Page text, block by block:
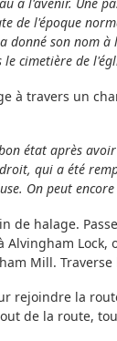
à l'avenir. Une
de l'époque
donné son nom
cimetière de
à travers un
bon état après
qui a été
On peut
de halage.
Alvingham
Mill.
rejoindre la
de la route,